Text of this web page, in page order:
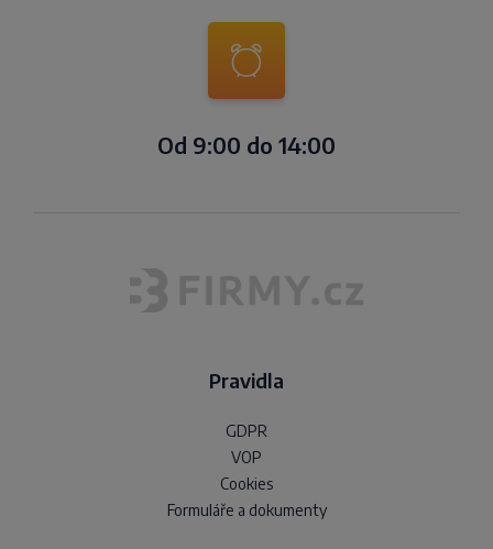
Od 9:00 do 14:00
Pravidla
GDPR
VOP
Cookies
Formuláře a dokumenty